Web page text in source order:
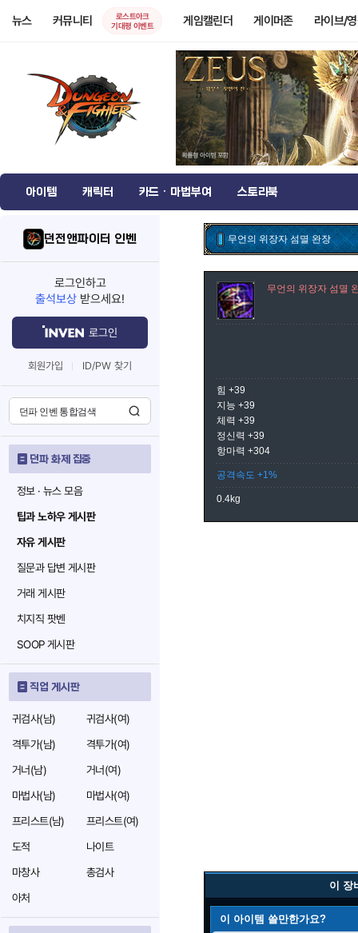
뉴스 커뮤니티
로스트아크
기대평 이벤트
게임캘린더 게이머존 라이브/
아이템 캐릭터 카드 · 마법부여 스토리북
던전앤파이터 인벤
로그인하고
출석보상 받으세요!
로그인
회원가입 ID/PW 찾기
던파 화제 집중
정보 · 뉴스 모음
팁과 노하우 게시판
자유 게시판
질문과 답변 게시판
거래 게시판
치지직 팟벤
SOOP 게시판
직업 게시판
귀검사(남)
귀검사(여)
격투가(남)
격투가(여)
거너(남)
거너(여)
마법사(남)
마법사(여)
프리스트(남)
프리스트(여)
도적
나이트
마창사
총검사
아처
무언의 위장자 섬멸 완장
무언의 위장자 섬멸
힘 +39
지능 +39
체력 +39
정신력 +39
항마력 +304
공격속도 +1%
0.4kg
이 장
이 아이템 쓸만한가요?